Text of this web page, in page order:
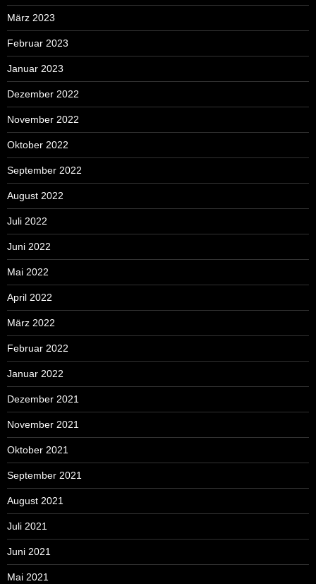
März 2023
Februar 2023
Januar 2023
Dezember 2022
November 2022
Oktober 2022
September 2022
August 2022
Juli 2022
Juni 2022
Mai 2022
April 2022
März 2022
Februar 2022
Januar 2022
Dezember 2021
November 2021
Oktober 2021
September 2021
August 2021
Juli 2021
Juni 2021
Mai 2021